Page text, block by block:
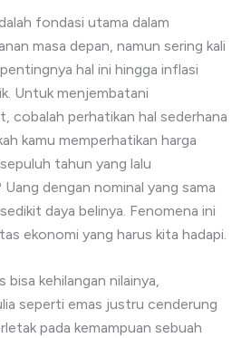
fondasi utama dalam
masa depan, namun sering kali
hal ini hingga inflasi
Untuk menjembatani
cobalah perhatikan hal sederhana
kamu memperhatikan harga
tahun yang lalu
Uang dengan nominal yang sama
daya belinya. Fenomena ini
ekonomi yang harus kita hadapi.
bisa kehilangan nilainya,
seperti emas justru cenderung
pada kemampuan sebuah